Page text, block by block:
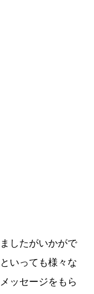
したがいかがで
いっても様々な
ッセージをもら